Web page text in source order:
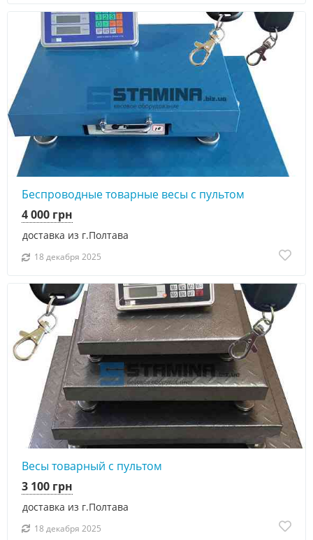
Беспроводные товарные весы с пультом
доставка из г.Полтава
4 000 грн
18 декабря 2025
Весы товарный с пультом
доставка из г.Полтава
3 100 грн
18 декабря 2025